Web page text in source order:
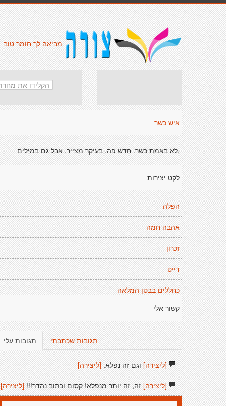
מביאה לך חומר טוב.
איש כשר
.לא באמת כשר. חדש פה. בעיקר מצייר, אבל גם במילים
לקט יצירות
הפלה
אהבה חמה
זכרון
דייט
כחללים בבטן המלאה
קשור אלי
תגובות עלי תגובות שכתבתי
[ליצירה]וגם זה נפלא. [ליצירה]
[ליצירה]זה, זה יותר מנפלא! קסום וכתוב נהדר!!! [ליצירה]